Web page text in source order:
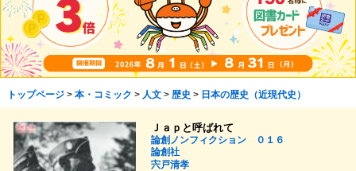
トップページ> 本・コミック > 人文> 歴史 > 日本の歴史（近現代史）
Ｊａｐと呼ばれて
論創ノンフィクション ０１６
論創社
宍戸清孝